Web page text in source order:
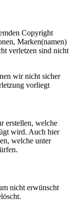
Copyright
Marken(namen)
verletzen sind nicht
wir nicht sicher
vorliegt
erstellen, welche
wird. Auch hier
welche unter
nicht erwünscht